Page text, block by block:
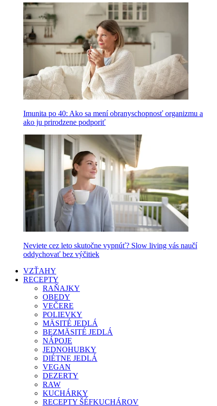
Imunita po 40: Ako sa mení obranyschopnosť organizmu a
ako ju prirodzene podporiť
Neviete cez leto skutočne vypnúť? Slow living vás naučí
oddychovať bez výčitiek
VZŤAHY
RECEPTY
RAŇAJKY
OBEDY
VEČERE
POLIEVKY
MÄSITÉ JEDLÁ
BEZMÄSITÉ JEDLÁ
NÁPOJE
JEDNOHUBKY
DIÉTNE JEDLÁ
VEGAN
DEZERTY
RAW
KUCHÁRKY
RECEPTY ŠÉFKUCHÁROV